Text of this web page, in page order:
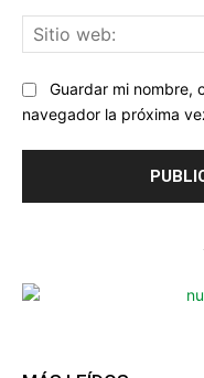
Guardar mi nombre,
navegador la próxima